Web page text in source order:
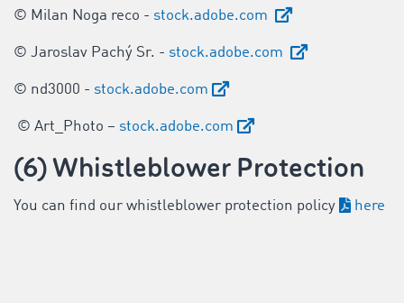
© Milan Noga reco - stock.adobe.com
© Jaroslav Pachý Sr. - stock.adobe.com
© nd3000 - stock.adobe.com
© Art_Photo – stock.adobe.com
(6) Whistleblower Protection
You can find our whistleblower protection policy here